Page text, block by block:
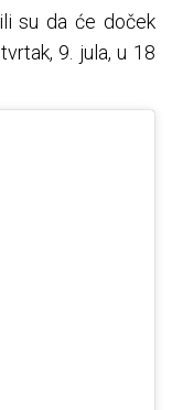
su da će doček
9. jula, u 18